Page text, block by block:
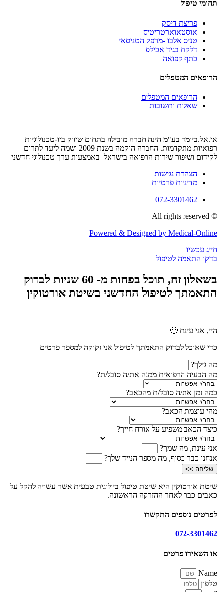
תחומי טיפול
פריצת דיסק
אוסטאוארטריטיס
טניס אלבו -מרפק הטניסאי
דלקת בגיד אכילס
כתף קפואה
הרופאים המטפלים
הרופאים המטפלים
שאלות ותשובות
אי.אל.ביומד בע"מ הינה חברה מובילה בתחום שיווק ביו-טכנולוגיות
רפואיות מתקדמות. החברה הוקמה בשנת 2009 ושמה ליעד לתרום
לקידום ושיפור שירות הרפואה בישראל באמצעות ערך טכנולוגי חדשני
הצהרת נגישות
מדיניות פרטיות
072-3301462
© All rights reserved
Powered & Designed by Medical-Online
חייג עכשיו
בדקו התאמה לטיפול
בשאלון זה, תוכל בפחות מ- 60 שניות לבדוק
התאמתך לטיפול החדשני בשיטת אורטוקין
היי, אני עינת 🙂
כדי שאוכל לבדוק התאמתך לטיפול אני זקוקה למספר פרטים
מה גילך?
מה הבעיה הרפואית ממנה את/ה סובל/ת?
כמה זמן את/ה סובל/ת מהכאב?
מהי עוצמת הכאב?
כיצד הכאב משפיע על אורח חייך?
אני עינת, מה שמך?
אנחנו כבר בסוף, מה מספר הנייד שלך?
שליחה >>
שיטת אורטוקין היא שיטת טיפול ביולוגית טבעית אשר עשויה להקל על
כאבים כבר לאחר ההזרקה הראשונה.
לפרטים נוספים התקשרו
072-3301462
או השאירו פרטים
Name
טלפון